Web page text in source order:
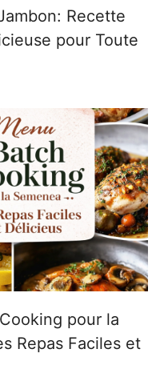
Recette
pour Toute
pour la
Repas Faciles et